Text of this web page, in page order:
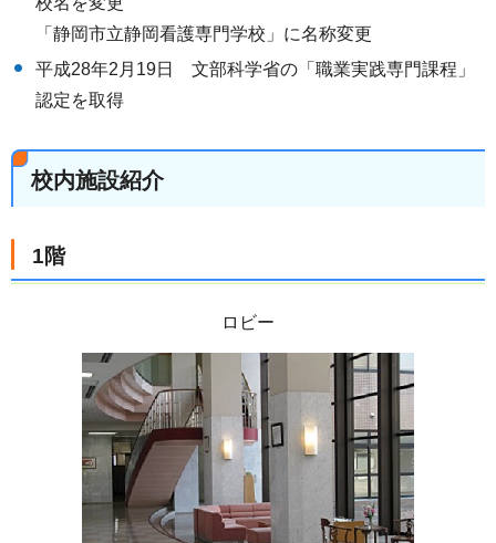
「静岡市立静岡看護専門学校」に名称変更
平成28年2月19日 文部科学省の「職業実践専門課程」
認定を取得
校内施設紹介
1階
ロビー